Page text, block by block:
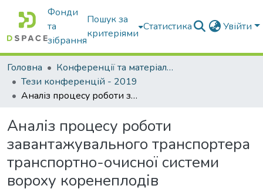
Фонди
та
зібрання
Пошук за
критеріями
Статистика Увійти
Головна
Конференції та матеріали конференцій
Тези конференцій - 2019
Аналіз процесу роботи завантажувального транспортера транспортно-очисної системи вороху коренеплодів
Аналіз процесу роботи
завантажувального транспортера
транспортно-очисної системи
вороху коренеплодів